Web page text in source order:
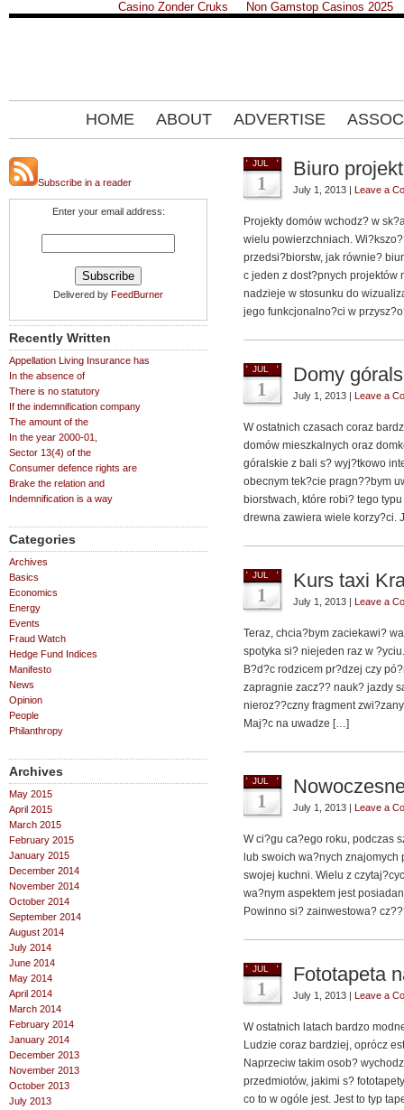
Casino Zonder Cruks Non Gamstop Casinos 2025
HOME ABOUT ADVERTISE
Subscribe in a reader
Enter your email address:
Delivered by FeedBurner
Recently Written
Appellation Living Insurance has
In the absence of
There is no statutory
If the indemnification company
The amount of the
In the year 2000-01,
Sector 13(4) of the
Consumer defence rights are
Brake the relation and
Indemnification is a way
Categories
Archives
Basics
Economics
Energy
Events
Fraud Watch
Hedge Fund Indices
Manifesto
News
Opinion
People
Philanthropy
Archives
May 2015
April 2015
March 2015
February 2015
January 2015
December 2014
November 2014
October 2014
September 2014
August 2014
July 2014
June 2014
May 2014
April 2014
March 2014
February 2014
January 2014
December 2013
November 2013
October 2013
July 2013
JUL
1
Biuro
July 1, 2013 | Leave a
Projekty domów wchodz? w
wielu powierzchniach.
przedsi?biorstw, jak równie?
c jeden z dost?pnych projektów
nadzieje w stosunku do
jego funkcjonalno?ci w
JUL
1
Domy
July 1, 2013 | Leave a
W ostatnich czasach coraz
domów mieszkalnych oraz
góralskie z bali s? wyj?tkowo
obecnym tek?cie pragn??bym
biorstwach, które robi? tego
drewna zawiera wiele korzy?ci.
JUL
1
Kurs taxi
July 1, 2013 | Leave a
Teraz, chcia?bym zaciekawi?
spotyka si? niejeden raz w
B?d?c rodzicem pr?dzej czy
zapragnie zacz?? nauk? jazdy
nieroz??czny fragment
Maj?c na uwadze […]
JUL
1 July 1, 2013 | Leave a
W ci?gu ca?ego roku, podczas
lub swoich wa?nych
swojej kuchni. Wielu z
wa?nym aspektem jest
Powinno si? zainwestowa?
JUL
1
Fototapeta
July 1, 2013 | Leave a
W ostatnich latach bardzo
Ludzie coraz bardziej, oprócz
Naprzeciw takim osob?
przedmiotów, jakimi s?
co to w ogóle jest. Jest to typ